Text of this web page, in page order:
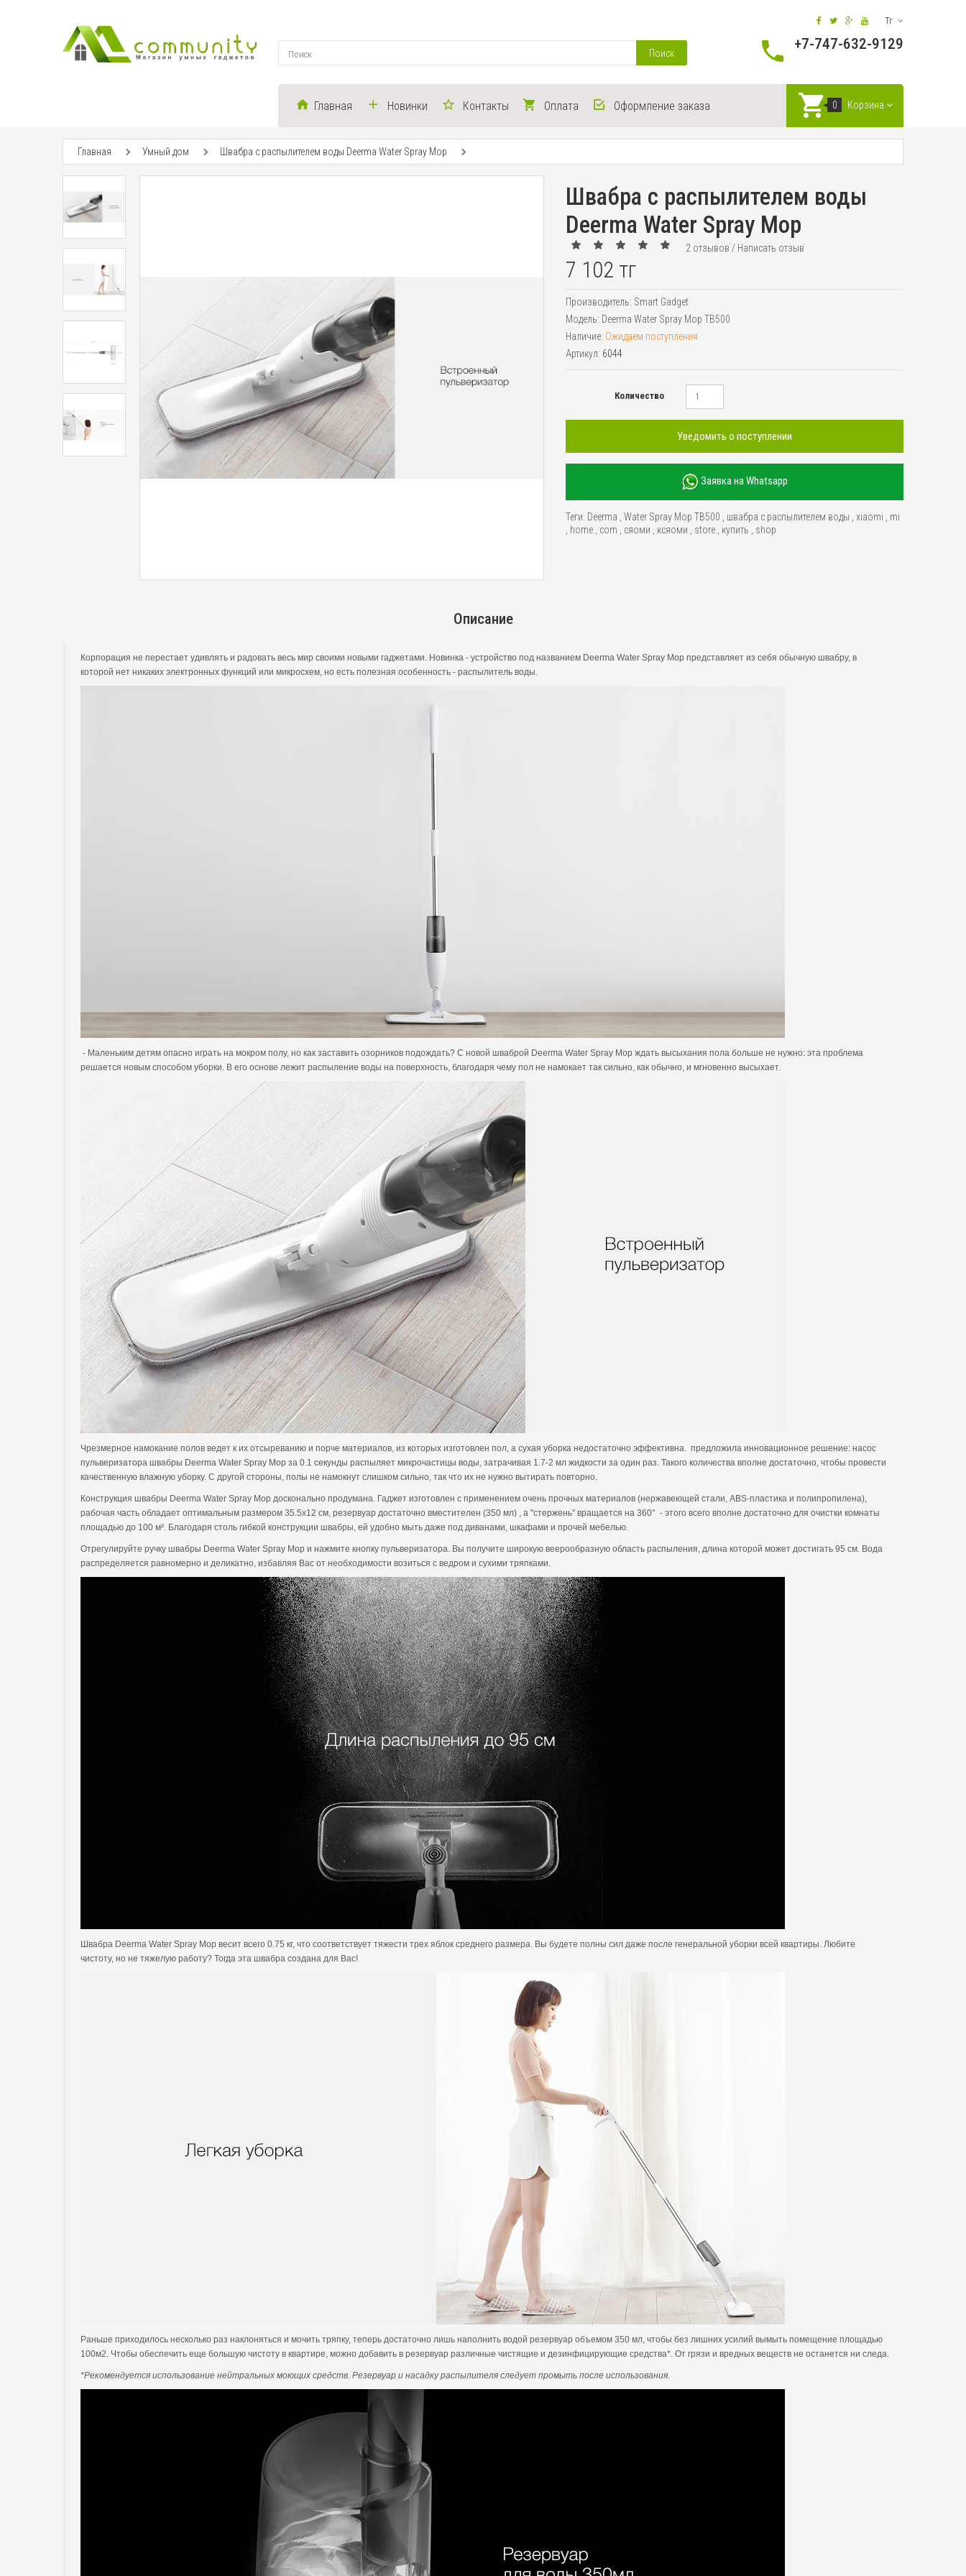
Тг
Поиск
+7-747-632-9129
Главная Новинки Контакты Оплата Оформление заказа 0 Корзина
Главная Умный дом Швабра с распылителем воды Deerma Water Spray Mop
Швабра с распылителем воды
Deerma Water Spray Mop
2 отзывов / Написать отзыв
7 102 тг
Производитель: Smart Gadget
Модель: Deerma Water Spray Mop TB500
Наличие: Ожидаем поступления
Артикул: 6044
Количество
Уведомить о поступлении
Заявка на Whatsapp
Теги: Deerma Water Spray Mop TB500 швабра с распылителем воды xiaomi
mi
home com сяоми ксяоми store купить shop
Описание
Корпорация не перестает удивлять и радовать весь мир своими новыми гаджетами. Новинка - устройство под названием Deerma Water Spray Mop представляет из себя обычную швабру, в
которой нет никаких электронных функций или микросхем, но есть полезная особенность - распылитель воды.
- Маленьким детям опасно играть на мокром полу, но как заставить озорников подождать? С новой шваброй Deerma Water Spray Mop ждать высыхания пола больше не нужно: эта проблема
решается новым способом уборки. В его основе лежит распыление воды на поверхность, благодаря чему пол не намокает так сильно, как обычно, и мгновенно высыхает.
Чрезмерное намокание полов ведет к их отсыреванию и порче материалов, из которых изготовлен пол, а сухая уборка недостаточно эффективна. предложила инновационное решение: насос
пульверизатора швабры Deerma Water Spray Mop за 0.1 секунды распыляет микрочастицы воды, затрачивая 1.7-2 мл жидкости за один раз. Такого количества вполне достаточно, чтобы провести
качественную влажную уборку. С другой стороны, полы не намокнут слишком сильно, так что их не нужно вытирать повторно.
Конструкция швабры Deerma Water Spray Mop досконально продумана. Гаджет изготовлен с применением очень прочных материалов (нержавеющей стали, ABS-пластика и полипропилена),
рабочая часть обладает оптимальным размером 35.5х12 см, резервуар достаточно вместителен (350 мл) , а "стержень" вращается на 360° - этого всего вполне достаточно для очистки комнаты
площадью до 100 м². Благодаря столь гибкой конструкции швабры, ей удобно мыть даже под диванами, шкафами и прочей мебелью.
Отрегулируйте ручку швабры Deerma Water Spray Mop и нажмите кнопку пульверизатора. Вы получите широкую веерообразную область распыления, длина которой может достигать 95 см. Вода
распределяется равномерно и деликатно, избавляя Вас от необходимости возиться с ведром и сухими тряпками.
Швабра Deerma Water Spray Mop весит всего 0.75 кг, что соответствует тяжести трех яблок среднего размера. Вы будете полны сил даже после генеральной уборки всей квартиры. Любите
чистоту, но не тяжелую работу? Тогда эта швабра создана для Вас!
Раньше приходилось несколько раз наклоняться и мочить тряпку, теперь достаточно лишь наполнить водой резервуар объемом 350 мл, чтобы без лишних усилий вымыть помещение площадью
100м2. Чтобы обеспечить еще большую чистоту в квартире, можно добавить в резервуар различные чистящие и дезинфицирующие средства*. От грязи и вредных веществ не останется ни следа.
*Рекомендуется использование нейтральных моющих средств. Резервуар и насадку распылителя следует промыть после использования.